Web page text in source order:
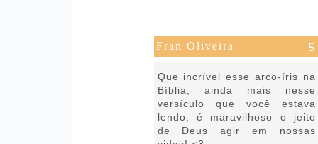
Fran Oliveira
Que incrível esse arco-íris na
Bíblia, ainda mais nesse
versículo que você estava
lendo, é maravilhoso o jeito
de Deus agir em nossas